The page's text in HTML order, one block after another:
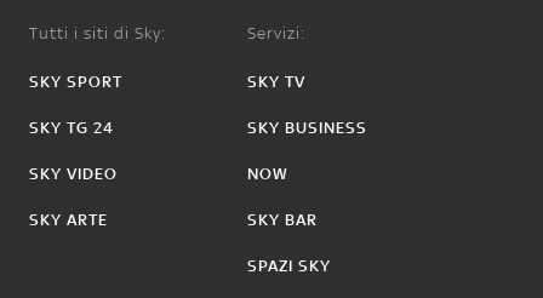
Tutti i siti di Sky:
SKY SPORT
SKY TG 24
SKY VIDEO
SKY ARTE
Servizi:
SKY TV
SKY BUSINESS
NOW
SKY BAR
SPAZI SKY